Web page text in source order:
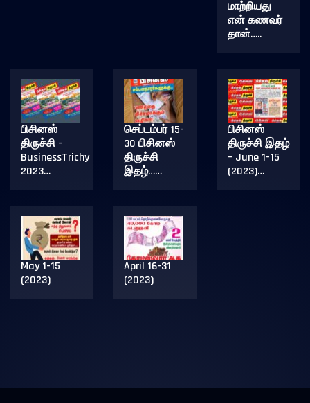
மாற்றியது
என் கணவர்
தான்…..
பிசினஸ்
திருச்சி –
BusinessTrichy
2023…
செப்டம்பர் 15-
30 பிசினஸ்
திருச்சி
இதழ்……
பிசினஸ்
திருச்சி இதழ்
– June 1-15
(2023)…
May 1-15
(2023)
April 16-31
(2023)